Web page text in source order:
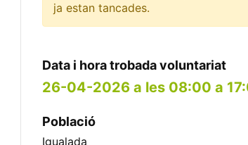
ja estan tancades.
Data i hora trobada voluntariat
26-04-2026 a les 08:00 a
Població
Igualada